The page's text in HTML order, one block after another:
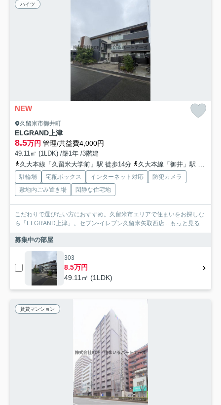
ハイツ
NEW
久留米市御井町
ELGRAND上津
8.5万円 管理/共益費4,000円
49.11㎡ (1LDK) /築1年 /3階建
久大本線「久留米大学前」駅 徒歩14分
久大本線「御井」駅 徒歩25分
駐輪場 宅配ボックス インターネット対応
防犯カメラ
敷地内ごみ置き場
閑静な住宅地
こだわりで選びたい方におすすめ。久留米市エリアで住まいをお探しな
ら「ELGRAND上津」。セブン-イレブン久留米矢取西店...
もっと見る
募集中の部屋
303
8.5万円
49.11㎡ (1LDK)
賃貸マンション